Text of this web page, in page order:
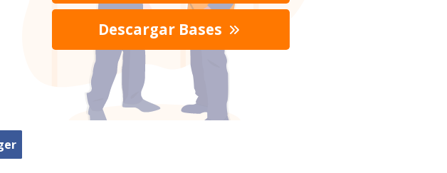
Descargar Bases